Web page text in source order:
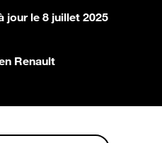
jour le 8 juillet 2025
Renault